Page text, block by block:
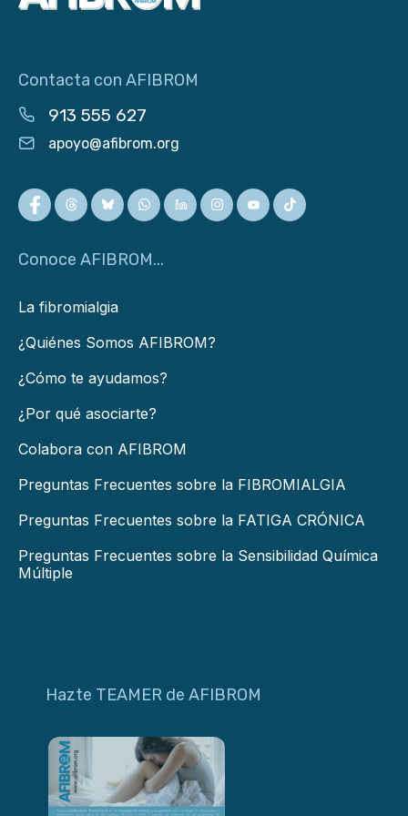
Contacta con AFIBROM
913 555 627
apoyo@afibrom.org
Conoce AFIBROM...
La fibromialgia
¿Quiénes Somos AFIBROM?
¿Cómo te ayudamos?
¿Por qué asociarte?
Colabora con AFIBROM
Preguntas Frecuentes sobre la FIBROMIALGIA
Preguntas Frecuentes sobre la FATIGA CRÓNICA
Preguntas Frecuentes sobre la Sensibilidad Química
Múltiple
Hazte TEAMER de AFIBROM